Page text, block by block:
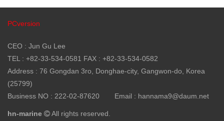
할 수 있습니다.
있는 내용 중 청약철회·배송책임·환불조건 등과 같은
중요한 내용을 이용자가 이해할 수 있도록 별도의
구하여야 합니다.
「약관의 규제에 관한 법률」, 「전자문서 및
전자거래기본법」, 「전자금융거래법」, 「전자서명법」,
PCversion
CEO : Jun Gu Lee
TEL : +82-33-534-0581 FAX : +82-33-534-0582
Address : 76 Gongdan 3ro, Donghae-city, Gangwon-do, Korea
(25799)
Business NO : 222-02-87620
Email : hannama9@daum.net
hn-marine All rights reserved.